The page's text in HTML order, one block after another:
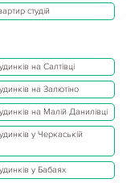
студій
на Салтівці
на Залютіно
на Малій Данилівці
у Черкаській
у Бабаях